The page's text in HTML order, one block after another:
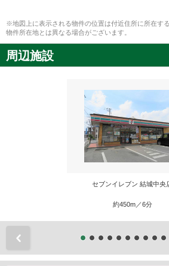
※地図上に表示される物件の位置は付近住所に所在す
物件所在地とは異なる場合がございます。
周辺施設
セブンイレブン 結城中央
約450m／6分